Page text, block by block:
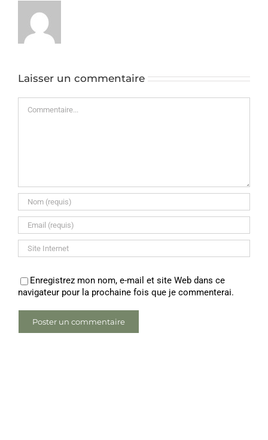
Laisser un commentaire
Enregistrez mon nom, e-mail et site Web dans ce
navigateur pour la prochaine fois que je commenterai.